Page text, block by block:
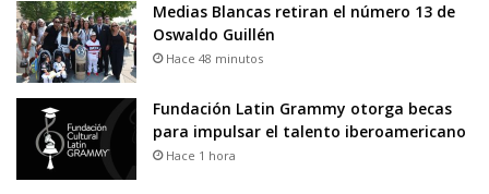
Medias Blancas retiran el número 13 de
Oswaldo Guillén
Hace 48 minutos
Fundación Latin Grammy otorga becas
para impulsar el talento iberoamericano
Hace 1 hora